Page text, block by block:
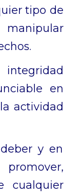
tipo de
en
actividad
y en
promover,
cualquier